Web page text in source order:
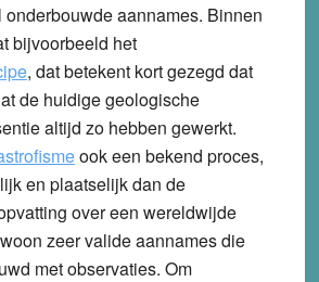
onderbouwde aannames. Binnen
bijvoorbeeld het
, dat betekent kort gezegd dat
de huidige geologische
altijd zo hebben gewerkt.
ook een bekend proces,
en plaatselijk dan de
over een wereldwijde
zeer valide aannames die
met observaties. Om